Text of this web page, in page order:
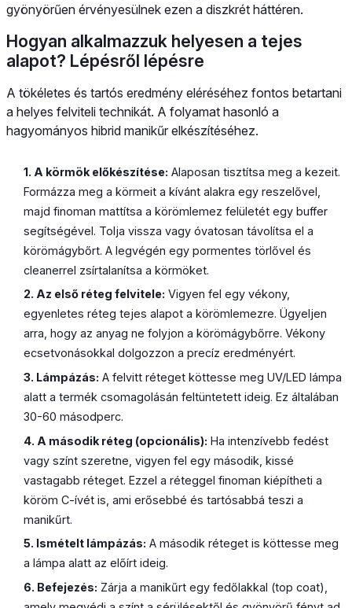
gyönyörűen érvényesülnek ezen a diszkrét háttéren.
Hogyan alkalmazzuk helyesen a tejes
alapot? Lépésről lépésre
A tökéletes és tartós eredmény eléréséhez fontos betartani
a helyes felviteli technikát. A folyamat hasonló a
hagyományos hibrid manikűr elkészítéséhez.
1. A körmök előkészítése: Alaposan tisztítsa meg a kezeit.
Formázza meg a körmeit a kívánt alakra egy reszelővel,
majd finoman mattítsa a körömlemez felületét egy buffer
segítségével. Tolja vissza vagy óvatosan távolítsa el a
körömágybőrt. A legvégén egy pormentes törlővel és
cleanerrel zsírtalanítsa a körmöket.
2. Az első réteg felvitele: Vigyen fel egy vékony,
egyenletes réteg tejes alapot a körömlemezre. Ügyeljen
arra, hogy az anyag ne folyjon a körömágybőrre. Vékony
ecsetvonásokkal dolgozzon a precíz eredményért.
3. Lámpázás: A felvitt réteget köttesse meg UV/LED lámpa
alatt a termék csomagolásán feltüntetett ideig. Ez általában
30-60 másodperc.
4. A második réteg (opcionális): Ha intenzívebb fedést
vagy színt szeretne, vigyen fel egy második, kissé
vastagabb réteget. Ezzel a réteggel finoman kiépítheti a
köröm C-ívét is, ami erősebbé és tartósabbá teszi a
manikűrt.
5. Ismételt lámpázás: A második réteget is köttesse meg
a lámpa alatt az előírt ideig.
6. Befejezés: Zárja a manikűrt egy fedőlakkal (top coat),